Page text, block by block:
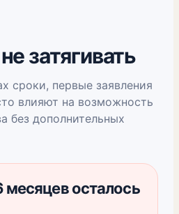
затягивать
сроки, первые заявления
влияют на возможность
без дополнительных
месяцев осталось